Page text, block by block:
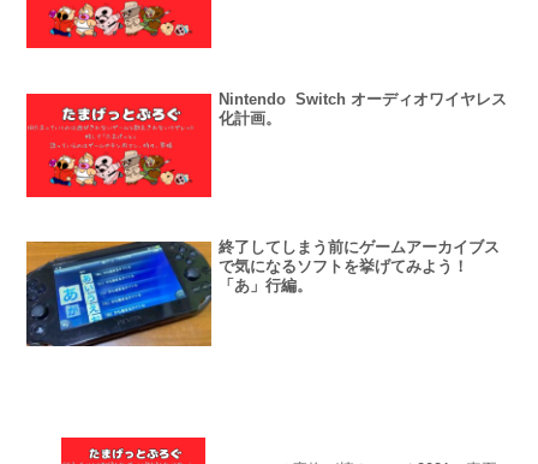
Nintendo Switch オーディオワイヤレス
化計画。
終了してしまう前にゲームアーカイブス
で気になるソフトを挙げてみよう！
「あ」行編。